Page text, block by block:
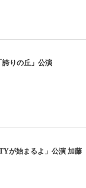
誇りの丘」公演
が始まるよ」公演 加藤